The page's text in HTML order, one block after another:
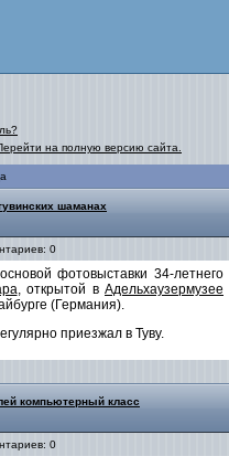
на полную версию сайта.
шаманах
0
фотовыставки 34-летнего
, открытой в Адельхаузермузее
(Германия).
приезжал в Туву.
компьютерный класс
0